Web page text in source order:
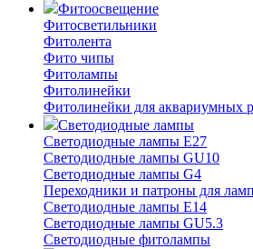
Фитоосвещение
Фитосветильники
Фитолента
Фито чипы
Фитолампы
Фитолинейки
Фитолинейки для аквариумных
Светодиодные лампы
Светодиодные лампы E27
Светодиодные лампы GU10
Светодиодные лампы G4
Переходники и патроны для ламп
Светодиодные лампы E14
Светодиодные лампы GU5.3
Светодиодные фитолампы